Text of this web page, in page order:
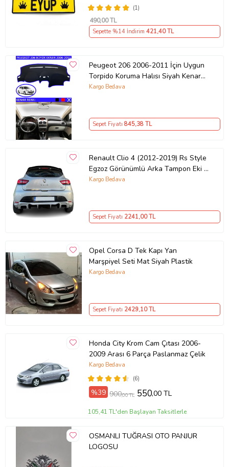
(1)
490,00 TL
Sepette %14 İndirim 421,40 TL
Peugeot 206 2006-2011 İçin Uygun
Torpido Koruma Halısı Siyah Kenar
Renk Mavi
Kargo Bedava
Sepet Fiyatı 845,38 TL
Renault Clio 4 (2012-2019) Rs Style
Egzoz Görünümlü Arka Tampon Eki -
Difüzör (Plastik)
Kargo Bedava
Sepet Fiyatı 2241,00 TL
Opel Corsa D Tek Kapı Yan
Marşpiyel Seti Mat Siyah Plastik
Kargo Bedava
Sepet Fiyatı 2429,10 TL
Honda City Krom Cam Çıtası 2006-
2009 Arası 6 Parça Paslanmaz Çelik
(6)
Kargo Bedava
%39 900,00 TL 550,00 TL
105,41 TL'den Başlayan Taksitlerle
OSMANLI TUĞRASI OTO PANJUR
LOGOSU